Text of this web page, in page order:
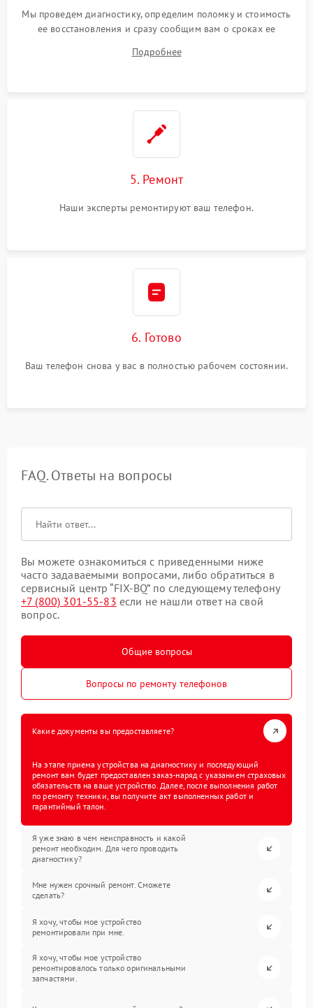
Мы проведем диагностику, определим поломку и стоимость
ее восстановления и сразу сообщим вам о сроках ее
Подробнее
5. Ремонт
Наши эксперты ремонтируют ваш телефон.
6. Готово
Ваш телефон снова у вас в полностью рабочем состоянии.
FAQ. Ответы на вопросы
Вы можете ознакомиться с приведенными ниже
часто задаваемыми вопросами, либо обратиться в
сервисный центр “FIX-BQ” по следующему телефону
+7 (800) 301-55-83 если не нашли ответ на свой
вопрос.
Общие вопросы
Вопросы по ремонту телефонов
Какие документы вы предоставляете?
На этапе приема устройства на диагностику и последующий
ремонт вам будет предоставлен заказ-наряд с указанием страховых
обязательств на ваше устройство. Далее, после выполнения работ
по ремонту техники, вы получите акт выполненных работ и
гарантийный талон.
Я уже знаю в чем неисправность и какой
ремонт необходим. Для чего проводить
диагностику?
Мне нужен срочный ремонт. Сможете
сделать?
Я хочу, чтобы мое устройство
ремонтировали при мне.
Я хочу, чтобы мое устройство
ремонтировалось только оригинальными
запчастями.